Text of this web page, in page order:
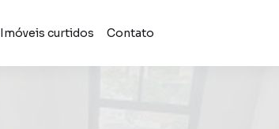
Imóveis curtidos Contato